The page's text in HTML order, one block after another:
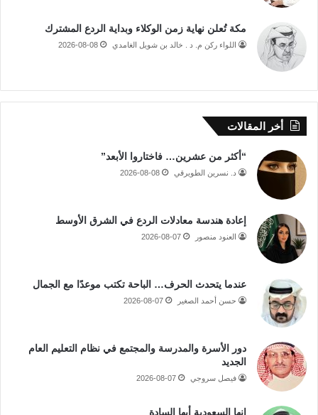
مكة تُعلن نهاية زمن الوكلاء وبداية الردع المشترك
اللواء ركن م. د . خالد بن شويل الغامدي 2026-08-08
أخر المقالات
“أكثر من عشرين… فاختاروا الأبعد”
د. نسرين الطويرقي 2026-08-08
إعادة هندسة معادلات الردع في الشرق الأوسط
العنود منصور 2026-08-07
عندما يتحدث الحرف… الباحة تكتب موعدًا مع الجمال
حسن أحمد الصغير 2026-08-07
دور الأسرة والمدرسة والمجتمع في نظام التعليم العام
الجديد
فيصل سروجي 2026-08-07
إنها السعودية أيها السادة